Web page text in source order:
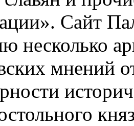
Сайт
несколько
мнений